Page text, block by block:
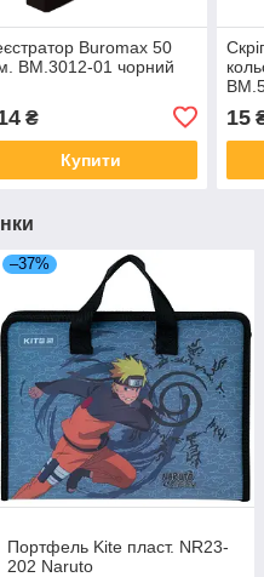
Buromax 50
BM.3012-01 чорний
₴
Купити
15
–37%
Портфель Kite пласт. NR23-
202 Naruto